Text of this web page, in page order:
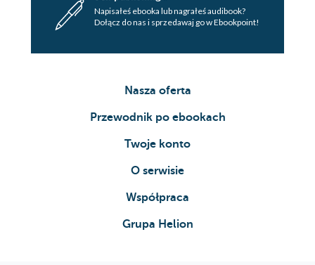
Napisałeś ebooka lub nagrałeś audibook?
Dołącz do nas i sprzedawaj go w Ebookpoint!
Nasza oferta
Przewodnik po ebookach
Twoje konto
O serwisie
Współpraca
Grupa Helion